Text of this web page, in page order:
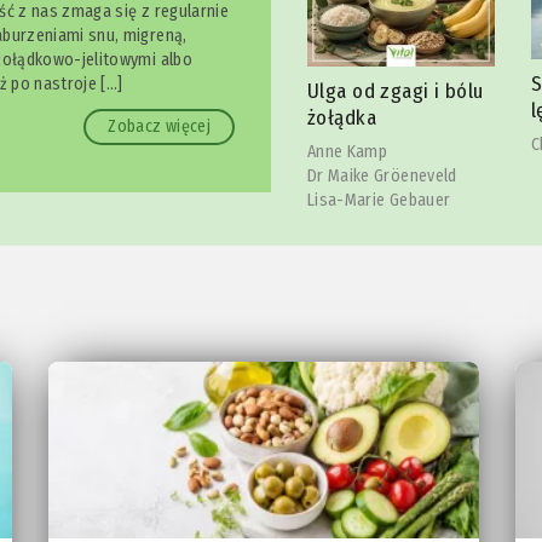
z nas zmaga się z regularnie
snu, migreną,
jelitowymi albo
po nastroje […]
Zobacz więcej
Ulga od zgagi i bólu
żołądka
Anne Kamp
Spokojnie, to tylko
lęk
Christina Hillesheim